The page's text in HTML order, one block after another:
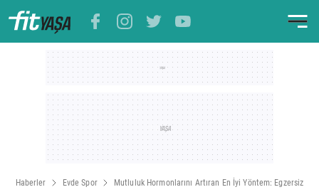
Haberler Evde Spor Mutluluk Hormonlarını Artıran En İyi Yöntem: Egzersiz